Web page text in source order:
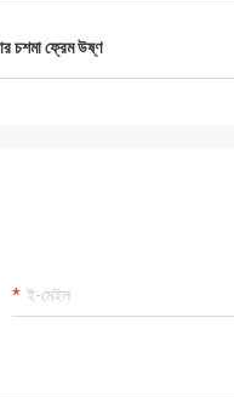
মিলানোর মিডোতে জিংগং অপটিকাল
চশমা ফ্রেম উষ্ণ